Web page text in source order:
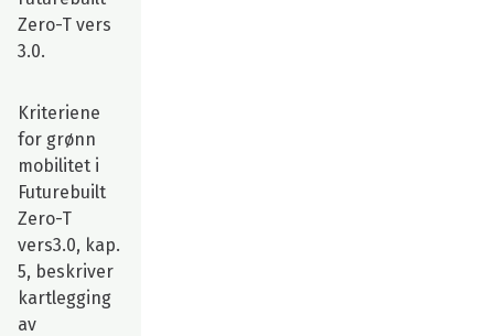
Zero-T vers
3.0.
Kriteriene
for grønn
mobilitet i
Futurebuilt
Zero-T
vers3.0, kap.
5, beskriver
kartlegging
av